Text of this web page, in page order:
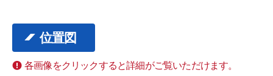
位置図
各画像をクリックすると詳細がご覧いただけます。